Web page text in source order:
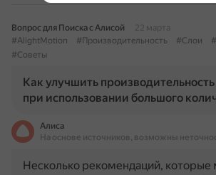
Вопрос для Поиска с Алисой
22 марта
#AlightMotion
#Производительность #Слои
#Советы
Как улучшить
при использовании большого
Алиса
На основе источников, возможны
Несколько рекомендаций, которые